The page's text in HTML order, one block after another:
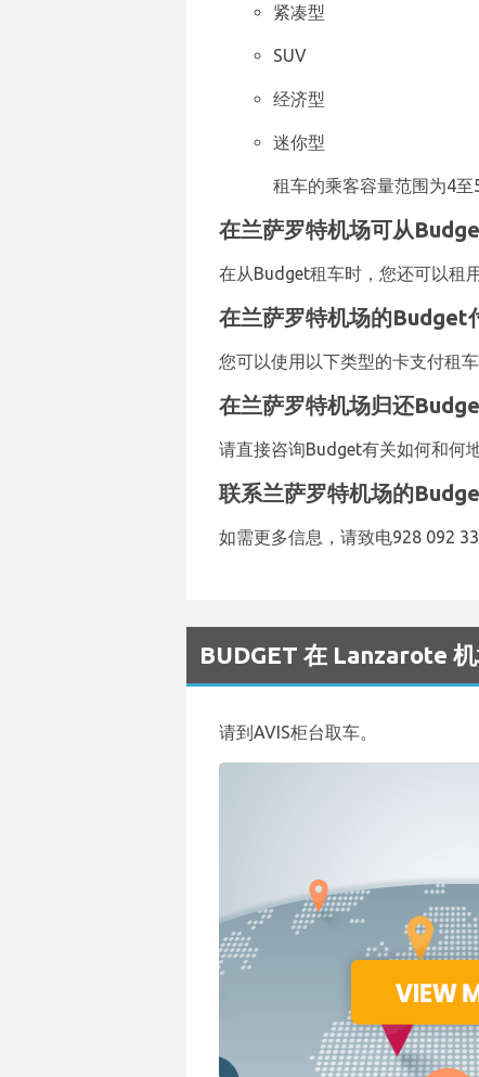
紧凑型
SUV
经济型
迷你型
租车的乘客容量范围为4
在兰萨罗特机场可从
在从Budget租车时，您还可以租
在兰萨罗特机场的Budget
您可以使用以下类型的卡支付租
在兰萨罗特机场归还
请直接咨询Budget有关如何和何
联系兰萨罗特机场的
如需更多信息，请致电928 092
BUDGET 在 Lanzarote
请到AVIS柜台取车。